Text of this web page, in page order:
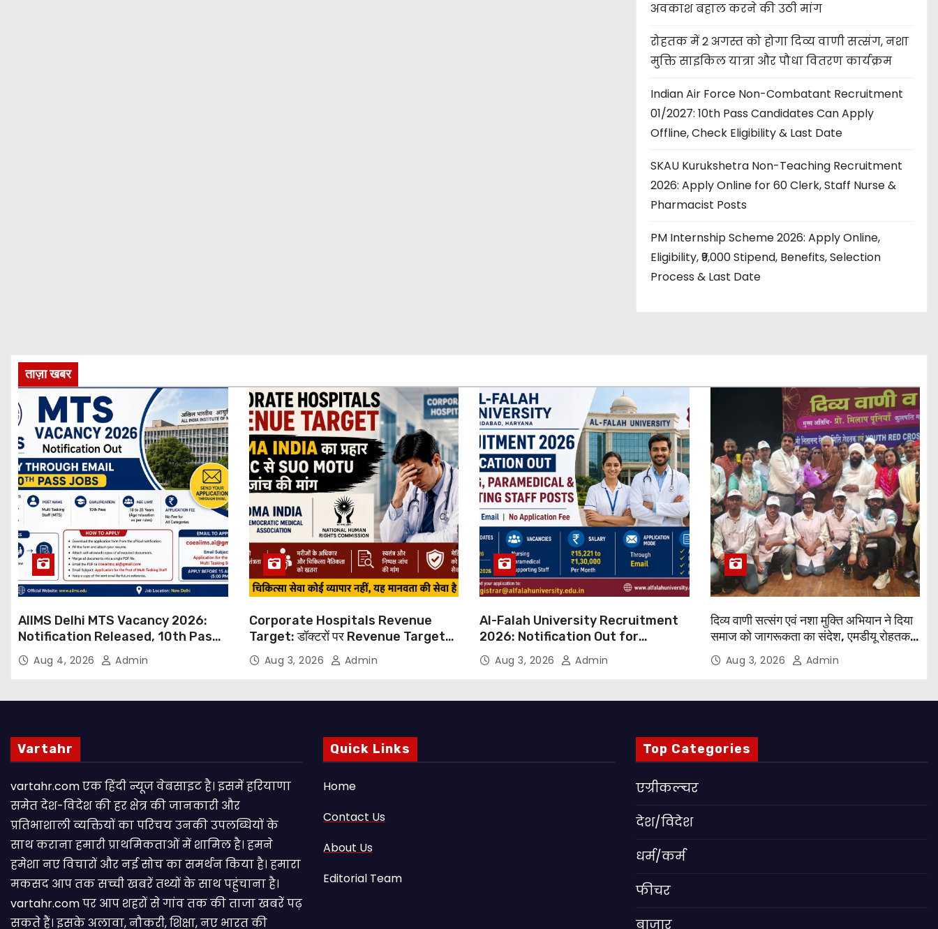
अवकाश बहाल करने की उठी मांग
रोहतक में 2 अगस्त को होगा दिव्य वाणी सत्संग, नशा
मुक्ति साइकिल यात्रा और पौधा वितरण कार्यक्रम
Indian Air Force Non-Combatant Recruitment
01/2027: 10th Pass Candidates Can Apply
Offline, Check Eligibility & Last Date
SKAU Kurukshetra Non-Teaching Recruitment
2026: Apply Online for 60 Clerk, Staff Nurse &
Pharmacist Posts
PM Internship Scheme 2026: Apply Online,
Eligibility, ₹9,000 Stipend, Benefits, Selection
Process & Last Date
ताज़ा खबर
AIIMS Delhi MTS Vacancy 2026:
Notification Released, 10th Pass
Candidates Can Apply Through
Email
Aug 4, 2026 Admin
Corporate Hospitals Revenue
Target: डॉक्टरों पर Revenue Targets
थोपने के खिलाफ DMA India का बड़ा कदम,
NHRC से Suo Motu जांच की मांग
Aug 3, 2026 Admin
Al-Falah University Recruitment
2026: Notification Out for
Nursing, Paramedical &
Supporting Staff Posts, Apply
Aug 3, 2026 Admin
दिव्य वाणी सत्संग एवं नशा मुक्ति अभियान ने दिया
समाज को जागरूकता का संदेश, एमडीयू रोहतक में
हजारों लोगों ने लिया संकल्प
Aug 3, 2026 Admin
Vartahr
vartahr.com एक हिंदी न्यूज वेबसाइट है। इसमें हरियाणा
समेत देश-विदेश की हर क्षेत्र की जानकारी और
प्रतिभाशाली व्यक्तियों का परिचय उनकी उपलब्धियों के
साथ कराना हमारी प्राथमिकताओं में शामिल है। हमने
हमेशा नए विचारों और नई सोच का समर्थन किया है। हमारा
मकसद आप तक सच्ची खबरें तथ्यों के साथ पहुंचाना है।
vartahr.com पर आप शहरों से गांव तक की ताजा खबरें पढ़
सकते हैं। इसके अलावा, नौकरी, शिक्षा, नए भारत की
Quick Links
Home
Contact Us
About Us
Editorial Team
Top Categories
एग्रीकल्चर
देश/विदेश
धर्म/कर्म
फीचर
बाजार